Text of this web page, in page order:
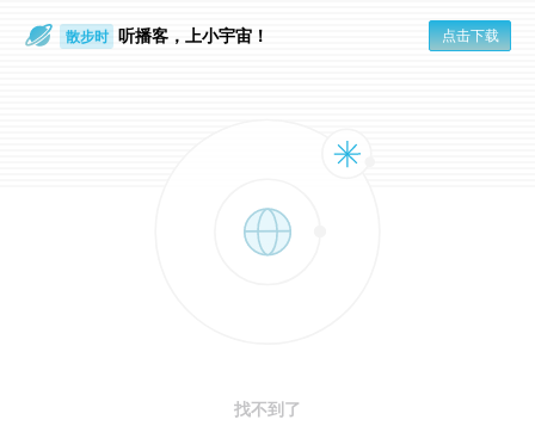
散步时 听播客，上小宇宙！ 点击下载
找不到了